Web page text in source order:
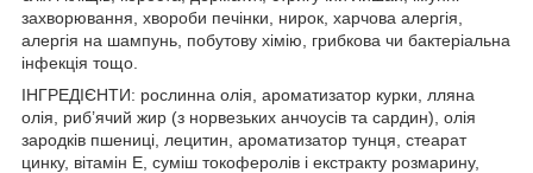
захворювання, хвороби печінки, нирок, харчова алергія,
алергія на шампунь, побутову хімію, грибкова чи бактеріальна
інфекція тощо.
ІНГРЕДІЄНТИ: рослинна олія, ароматизатор курки, лляна
олія, риб’ячий жир (з норвезьких анчоусів та сардин), олія
зародків пшениці, лецитин, ароматизатор тунця, стеарат
цинку, вітамін Е, суміш токоферолів і екстракту розмарину,